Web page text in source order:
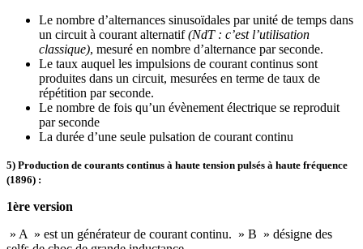
Le nombre d’alternances sinusoïdales par unité de temps dans
un circuit à courant alternatif(NdT : c’est l’utilisation
classique), mesuré en nombre d’alternance par seconde.
Le taux auquel les impulsions de courant continus sont
produites dans un circuit, mesurées en terme de taux de
répétition par seconde.
Le nombre de fois qu’un évènement électrique se reproduit
par seconde
La durée d’une seule pulsation de courant continu
5) Production de courants continus à haute tension pulsés à haute fréquence
(1896) :
1ère version
» A » est un générateur de courant continu. » B » désigne des